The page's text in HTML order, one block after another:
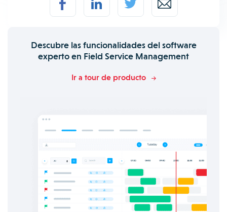
Descubre las funcionalidades del software
experto en Field Service Management
Ir a tour de producto